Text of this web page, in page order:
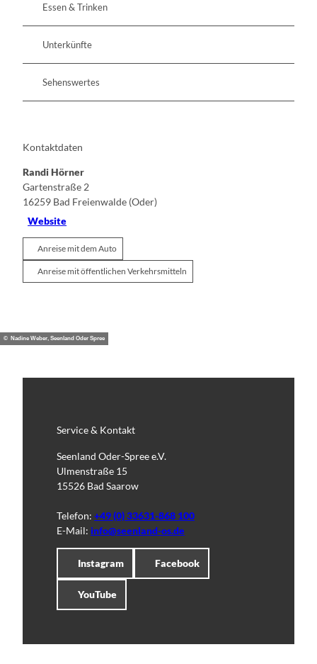
Essen & Trinken
Unterkünfte
Sehenswertes
Kontaktdaten
Randi Hörner
Gartenstraße 2
16259 Bad Freienwalde (Oder)
Website
Anreise mit dem Auto
Anreise mit öffentlichen Verkehrsmitteln
© Nadine Weber, Seenland Oder Spree
Service & Kontakt
Seenland Oder-Spree e.V.
Ulmenstraße 15
15526 Bad Saarow
Telefon: +49 (0) 33631-868 100
E-Mail: info@seenland-os.de
Instagram Facebook
YouTube